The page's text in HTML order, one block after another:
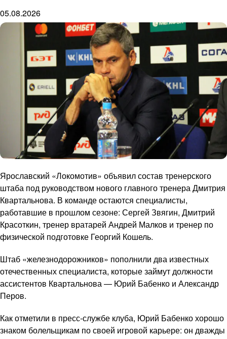
05.08.2026
Ярославский «Локомотив» объявил состав тренерского
штаба под руководством нового главного тренера Дмитрия
Квартальнова. В команде остаются специалисты,
работавшие в прошлом сезоне: Сергей Звягин, Дмитрий
Красоткин, тренер вратарей Андрей Малков и тренер по
физической подготовке Георгий Кошель.
Штаб «железнодорожников» пополнили два известных
отечественных специалиста, которые займут должности
ассистентов Квартальнова — Юрий Бабенко и Александр
Перов.
Как отметили в пресс-службе клуба, Юрий Бабенко хорошо
знаком болельщикам по своей игровой карьере: он дважды